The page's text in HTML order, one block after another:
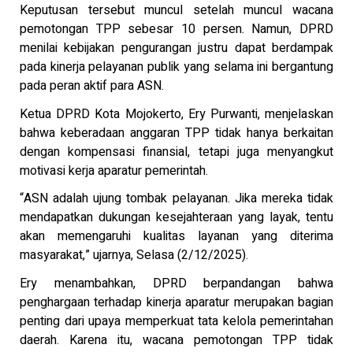
Keputusan tersebut muncul setelah muncul wacana
pemotongan TPP sebesar 10 persen. Namun, DPRD
menilai kebijakan pengurangan justru dapat berdampak
pada kinerja pelayanan publik yang selama ini bergantung
pada peran aktif para ASN.
Ketua DPRD Kota Mojokerto, Ery Purwanti, menjelaskan
bahwa keberadaan anggaran TPP tidak hanya berkaitan
dengan kompensasi finansial, tetapi juga menyangkut
motivasi kerja aparatur pemerintah.
“ASN adalah ujung tombak pelayanan. Jika mereka tidak
mendapatkan dukungan kesejahteraan yang layak, tentu
akan memengaruhi kualitas layanan yang diterima
masyarakat,” ujarnya, Selasa (2/12/2025).
Ery menambahkan, DPRD berpandangan bahwa
penghargaan terhadap kinerja aparatur merupakan bagian
penting dari upaya memperkuat tata kelola pemerintahan
daerah. Karena itu, wacana pemotongan TPP tidak